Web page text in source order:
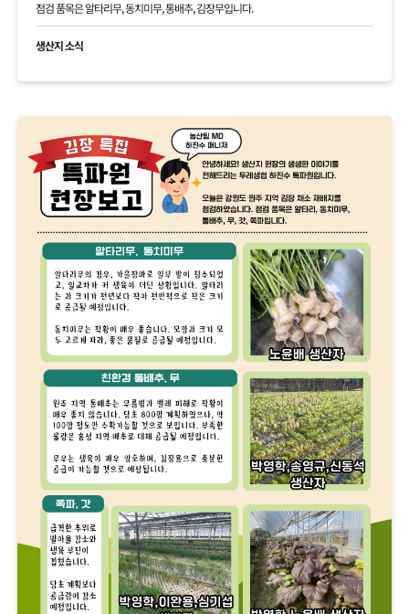
점검 품목은 알타리무, 동치미무, 통배추, 김장무입니다.
생산지 소식